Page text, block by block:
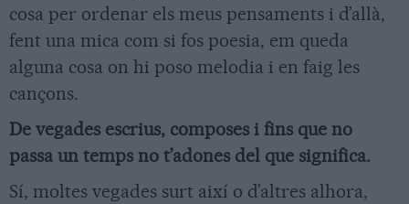
cosa per ordenar els meus pensaments i d’allà,
fent una mica com si fos poesia, em queda
alguna cosa on hi poso melodia i en faig les
cançons.
De vegades escrius, composes i fins que no
passa un temps no t’adones del que significa.
Sí, moltes vegades surt així o d’altres alhora,